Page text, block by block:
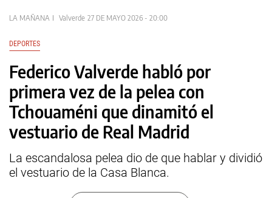
LA MAÑANA Valverde 27 DE MAYO 2026 - 20:00
DEPORTES
Federico Valverde habló por
primera vez de la pelea con
Tchouaméni que dinamitó el
vestuario de Real Madrid
La escandalosa pelea dio de que hablar y dividió
el vestuario de la Casa Blanca.